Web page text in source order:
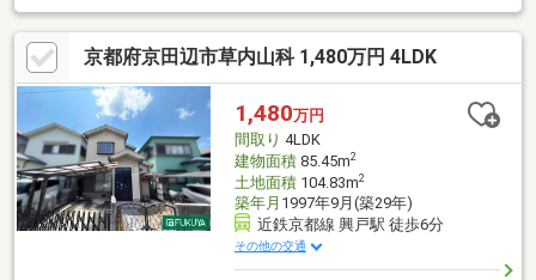
大家族でも大丈夫な６LDKの間取り！収納もたっぷりあります！
売主の契約不適合責任免責
京都府京田辺市草内山科 1,480万円 4LDK
1,480万円
間取り 4LDK
建物面積85.45m2
土地面積104.83m2
築年月 1997年9月(築29年)
近鉄京都線 興戸駅 徒歩6分
その他の交通